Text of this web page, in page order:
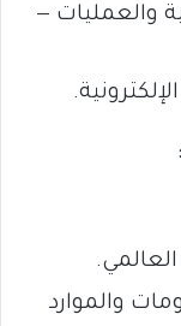
والعمليات —
العالمي.
والموارد